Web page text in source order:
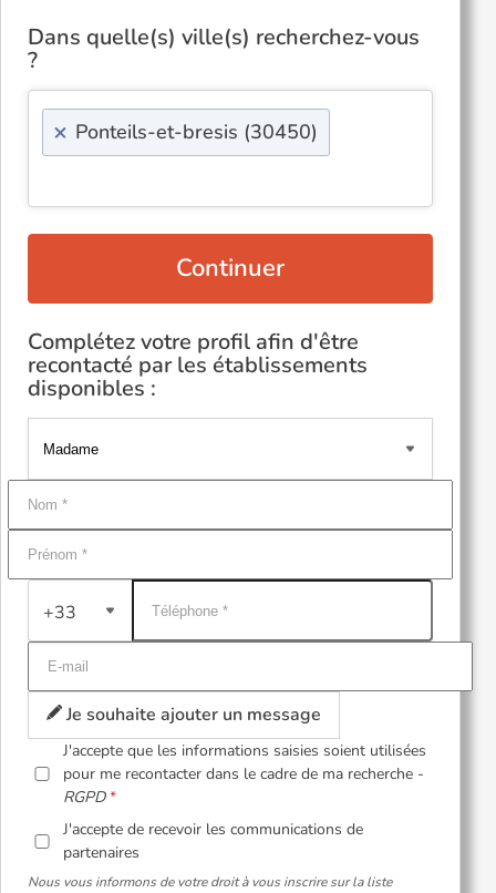
Dans quelle(s) ville(s) recherchez-vous
?
× Ponteils-et-bresis (30450)
Continuer
Complétez votre profil afin d'être
recontacté par les établissements
disponibles :
+33
Je souhaite ajouter un message
J'accepte que les informations saisies soient utilisées
pour me recontacter dans le cadre de ma recherche -
RGPD
J'accepte de recevoir les communications de
partenaires
Nous vous informons de votre droit à vous inscrire sur la liste